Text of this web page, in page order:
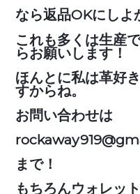
なら返品OKにしよ
これも多くは生産
らお願いします！
ほんとに私は革好
すからね。
お問い合わせは
まで！
もちろんウォレッ